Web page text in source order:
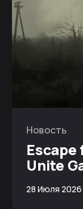
Новость
Escape
Unite
28 Июля 2026